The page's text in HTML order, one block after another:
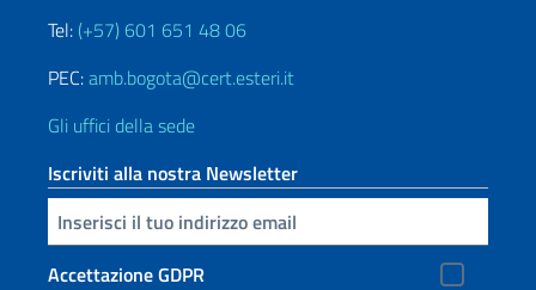
Tel: (+57) 601 651 48 06
PEC:amb.bogota@cert.esteri.it
Gli uffici della sede
Iscriviti alla nostra Newsletter
Inserisci la tua email
Accettazione GDPR